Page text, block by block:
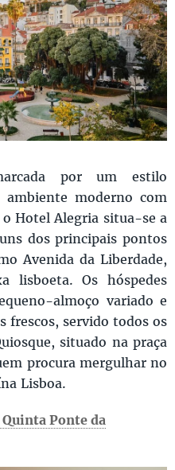
por um estilo
moderno com
Hotel Alegria situa-se a
dos principais pontos
Avenida da Liberdade,
lisboeta. Os hóspedes
almoço variado e
frescos, servido todos os
situado na praça
procura mergulhar no
Lisboa.
Ponte da